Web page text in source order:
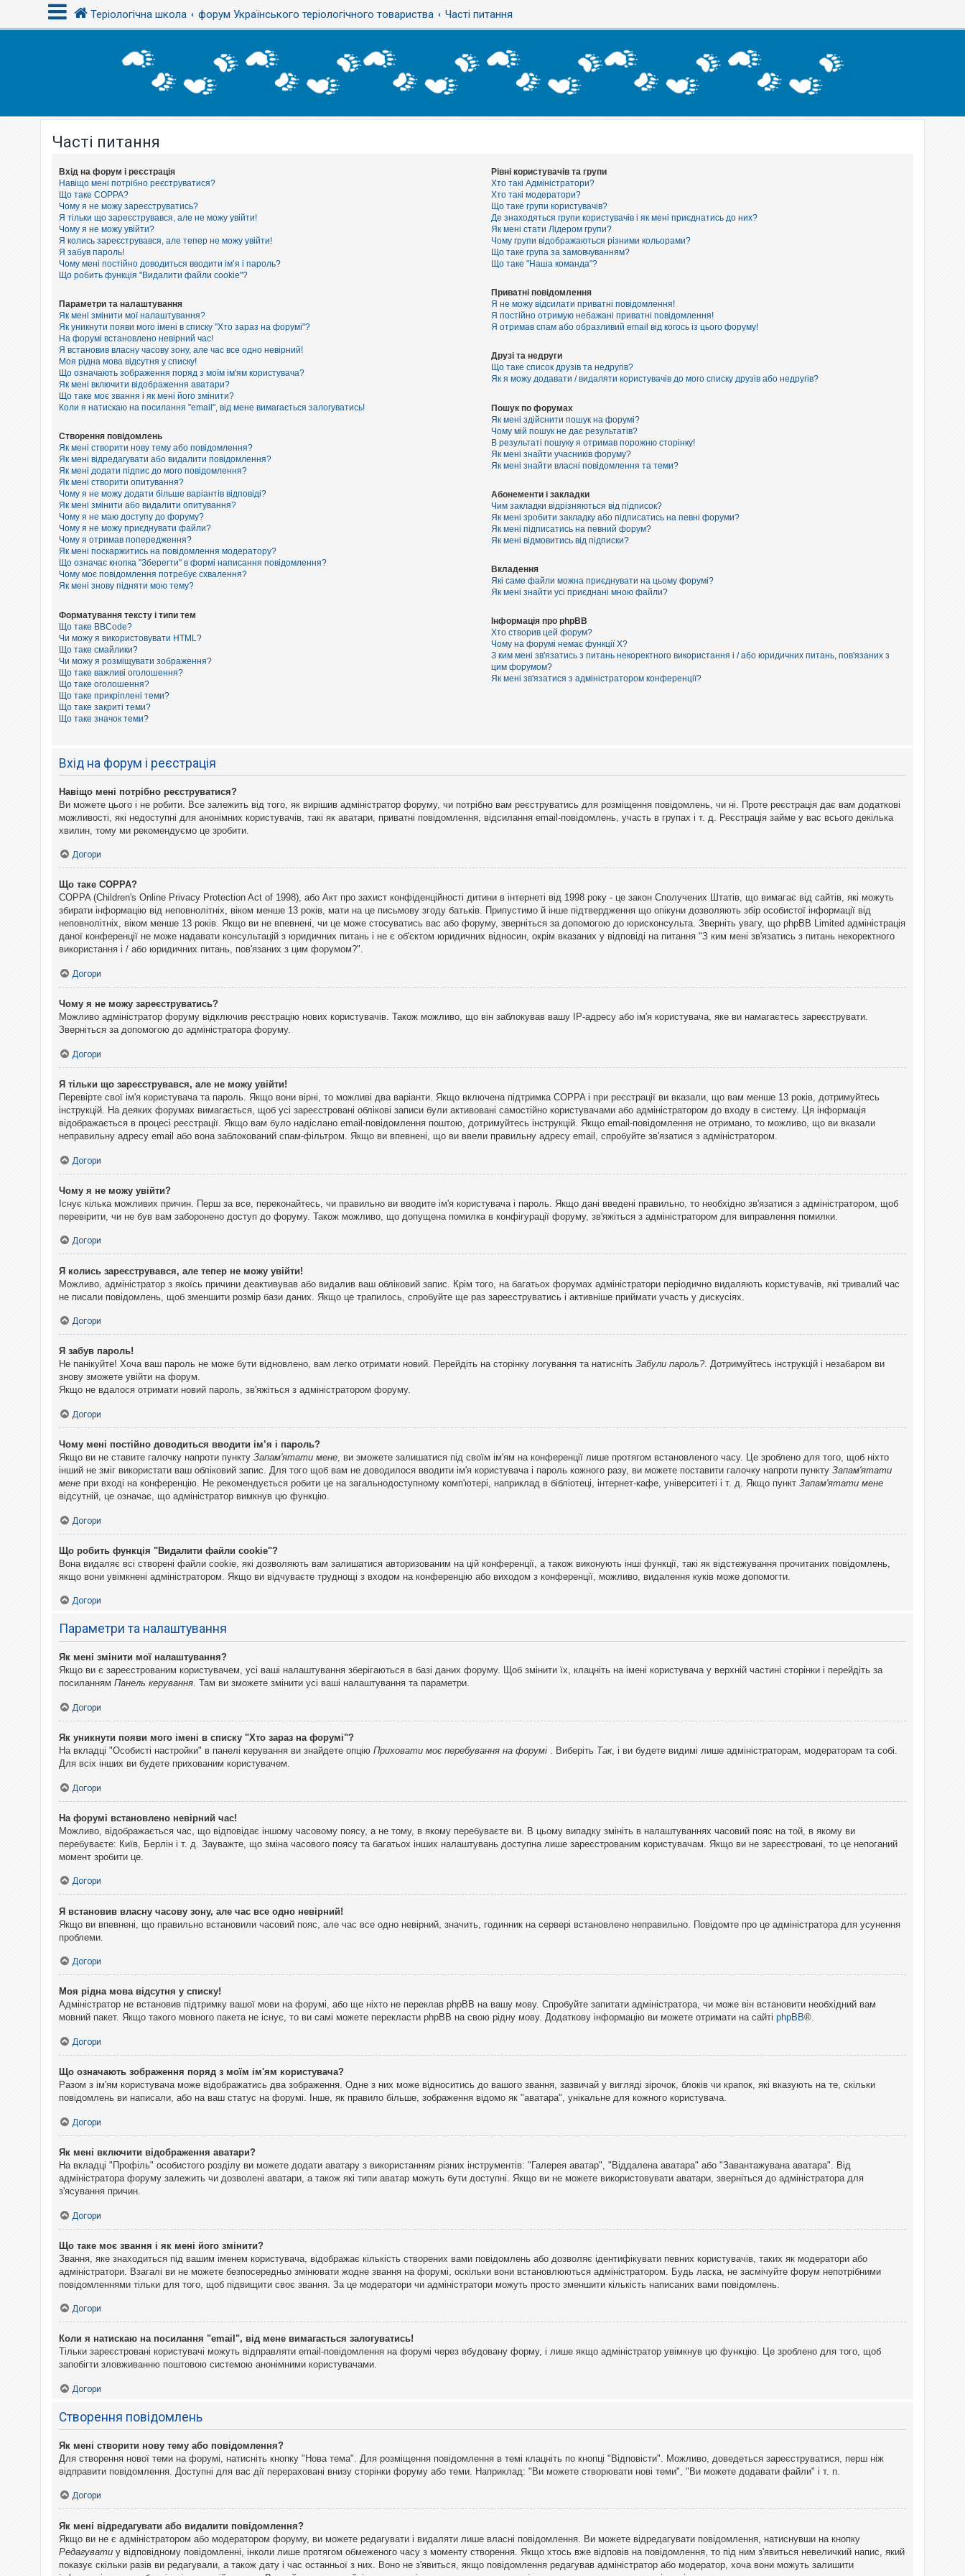
Теріологічна школа форум Українського теріологічного товариства Часті питання
Часті питання
Вхід на форум і реєстрація
Навіщо мені потрібно реєструватися?
Що таке COPPA?
Чому я не можу зареєструватись?
Я тільки що зареєструвався, але не можу увійти!
Чому я не можу увійти?
Я колись зареєструвався, але тепер не можу увійти!
Я забув пароль!
Чому мені постійно доводиться вводити ім’я і пароль?
Що робить функція "Видалити файли cookie"?
Параметри та налаштування
Як мені змінити мої налаштування?
Як уникнути появи мого імені в списку "Хто зараз на форумі"?
На форумі встановлено невірний час!
Я встановив власну часову зону, але час все одно невірний!
Моя рідна мова відсутня у списку!
Що означають зображення поряд з моїм ім'ям користувача?
Як мені включити відображення аватари?
Що таке моє звання і як мені його змінити?
Коли я натискаю на посилання "email", від мене вимагається залогуватись!
Створення повідомлень
Як мені створити нову тему або повідомлення?
Як мені відредагувати або видалити повідомлення?
Як мені додати підпис до мого повідомлення?
Як мені створити опитування?
Чому я не можу додати більше варіантів відповіді?
Як мені змінити або видалити опитування?
Чому я не маю доступу до форуму?
Чому я не можу приєднувати файли?
Чому я отримав попередження?
Як мені поскаржитись на повідомлення модератору?
Що означає кнопка "Зберегти" в формі написання повідомлення?
Чому моє повідомлення потребує схвалення?
Як мені знову підняти мою тему?
Форматування тексту і типи тем
Що таке BBCode?
Чи можу я використовувати HTML?
Що таке смайлики?
Чи можу я розміщувати зображення?
Що таке важливі оголошення?
Що таке оголошення?
Що таке прикріплені теми?
Що таке закриті теми?
Що таке значок теми?
Рівні користувачів та групи
Хто такі Адміністратори?
Хто такі модератори?
Що таке групи користувачів?
Де знаходяться групи користувачів і як мені приєднатись до них?
Як мені стати Лідером групи?
Чому групи відображаються різними кольорами?
Що таке група за замовчуванням?
Що таке "Наша команда"?
Приватні повідомлення
Я не можу відсилати приватні повідомлення!
Я постійно отримую небажані приватні повідомлення!
Я отримав спам або образливий email від когось із цього форуму!
Друзі та недруги
Що таке список друзів та недругів?
Як я можу додавати / видаляти користувачів до мого списку друзів або недругів?
Пошук по форумах
Як мені здійснити пошук на форумі?
Чому мій пошук не дає результатів?
В результаті пошуку я отримав порожню сторінку!
Як мені знайти учасників форуму?
Як мені знайти власні повідомлення та теми?
Абонементи і закладки
Чим закладки відрізняються від підписок?
Як мені зробити закладку або підписатись на певні форуми?
Як мені підписатись на певний форум?
Як мені відмовитись від підписки?
Вкладення
Які саме файли можна приєднувати на цьому форумі?
Як мені знайти усі приєднані мною файли?
Інформація про phpBB
Хто створив цей форум?
Чому на форумі немає функції X?
З ким мені зв'язатись з питань некоректного використання і / або юридичних питань, пов'язаних з
цим форумом?
Як мені зв'язатися з адміністратором конференції?
Вхід на форум і реєстрація
Навіщо мені потрібно реєструватися?
Ви можете цього і не робити. Все залежить від того, як вирішив адміністратор форуму, чи потрібно вам реєструватись для розміщення повідомлень, чи ні. Проте реєстрація дає вам додаткові
можливості, які недоступні для анонімних користувачів, такі як аватари, приватні повідомлення, відсилання email-повідомлень, участь в групах і т. д. Реєстрація займе у вас всього декілька
хвилин, тому ми рекомендуємо це зробити.
Догори
Що таке COPPA?
COPPA (Children's Online Privacy Protection Act of 1998), або Акт про захист конфіденційності дитини в інтернеті від 1998 року - це закон Сполучених Штатів, що вимагає від сайтів, які можуть
збирати інформацію від неповнолітніх, віком менше 13 років, мати на це письмову згоду батьків. Припустимо й інше підтвердження що опікуни дозволяють збір особистої інформації від
неповнолітніх, віком менше 13 років. Якщо ви не впевнені, чи це може стосуватись вас або форуму, зверніться за допомогою до юрисконсульта. Зверніть увагу, що phpBB Limited адміністрація
даної конференції не може надавати консультацій з юридичних питань і не є об'єктом юридичних відносин, окрім вказаних у відповіді на питання "З ким мені зв'язатись з питань некоректного
використання і / або юридичних питань, пов'язаних з цим форумом?".
Догори
Чому я не можу зареєструватись?
Можливо адміністратор форуму відключив реєстрацію нових користувачів. Також можливо, що він заблокував вашу IP-адресу або ім'я користувача, яке ви намагаєтесь зареєструвати.
Зверніться за допомогою до адміністратора форуму.
Догори
Я тільки що зареєструвався, але не можу увійти!
Перевірте свої ім'я користувача та пароль. Якщо вони вірні, то можливі два варіанти. Якщо включена підтримка COPPA і при реєстрації ви вказали, що вам менше 13 років, дотримуйтесь
інструкцій. На деяких форумах вимагається, щоб усі зареєстровані облікові записи були активовані самостійно користувачами або адміністратором до входу в систему. Ця інформація
відображається в процесі реєстрації. Якщо вам було надіслано email-повідомлення поштою, дотримуйтесь інструкцій. Якщо email-повідомлення не отримано, то можливо, що ви вказали
неправильну адресу email або вона заблокований спам-фільтром. Якщо ви впевнені, що ви ввели правильну адресу email, спробуйте зв'язатися з адміністратором.
Догори
Чому я не можу увійти?
Існує кілька можливих причин. Перш за все, переконайтесь, чи правильно ви вводите ім'я користувача і пароль. Якщо дані введені правильно, то необхідно зв'язатися з адміністратором, щоб
перевірити, чи не був вам заборонено доступ до форуму. Також можливо, що допущена помилка в конфігурації форуму, зв'яжіться з адміністратором для виправлення помилки.
Догори
Я колись зареєструвався, але тепер не можу увійти!
Можливо, адміністратор з якоїсь причини деактивував або видалив ваш обліковий запис. Крім того, на багатьох форумах адміністратори періодично видаляють користувачів, які тривалий час
не писали повідомлень, щоб зменшити розмір бази даних. Якщо це трапилось, спробуйте ще раз зареєструватись і активніше приймати участь у дискусіях.
Догори
Я забув пароль!
Не панікуйте! Хоча ваш пароль не може бути відновлено, вам легко отримати новий. Перейдіть на сторінку логування та натисніть Забули пароль?. Дотримуйтесь інструкцій і незабаром ви
знову зможете увійти на форум.
Якщо не вдалося отримати новий пароль, зв'яжіться з адміністратором форуму.
Догори
Чому мені постійно доводиться вводити ім’я і пароль?
Якщо ви не ставите галочку напроти пункту Запам'ятати мене, ви зможете залишатися під своїм ім'ям на конференції лише протягом встановленого часу. Це зроблено для того, щоб ніхто
інший не зміг використати ваш обліковий запис. Для того щоб вам не доводилося вводити ім'я користувача і пароль кожного разу, ви можете поставити галочку напроти пункту Запам'ятати
мене при вході на конференцію. Не рекомендується робити це на загальнодоступному комп'ютері, наприклад в бібліотеці, інтернет-кафе, університеті і т. д. Якщо пункт Запам'ятати мене
відсутній, це означає, що адміністратор вимкнув цю функцію.
Догори
Що робить функція "Видалити файли cookie"?
Вона видаляє всі створені файли cookie, які дозволяють вам залишатися авторизованим на цій конференції, а також виконують інші функції, такі як відстежування прочитаних повідомлень,
якщо вони увімкнені адміністратором. Якщо ви відчуваєте труднощі з входом на конференцію або виходом з конференції, можливо, видалення куків може допомогти.
Догори
Параметри та налаштування
Як мені змінити мої налаштування?
Якщо ви є зареєстрованим користувачем, усі ваші налаштування зберігаються в базі даних форуму. Щоб змінити їх, клацніть на імені користувача у верхній частині сторінки і перейдіть за
посиланням Панель керування. Там ви зможете змінити усі ваші налаштування та параметри.
Догори
Як уникнути появи мого імені в списку "Хто зараз на форумі"?
На вкладці "Особисті настройки" в панелі керування ви знайдете опцію Приховати моє перебування на форумі . Виберіть Так, і ви будете видимі лише адміністраторам, модераторам та собі.
Для всіх інших ви будете прихованим користувачем.
Догори
На форумі встановлено невірний час!
Можливо, відображається час, що відповідає іншому часовому поясу, а не тому, в якому перебуваєте ви. В цьому випадку змініть в налаштуваннях часовий пояс на той, в якому ви
перебуваєте: Київ, Берлін і т. д. Зауважте, що зміна часового поясу та багатьох інших налаштувань доступна лише зареєстрованим користувачам. Якщо ви не зареєстровані, то це непоганий
момент зробити це.
Догори
Я встановив власну часову зону, але час все одно невірний!
Якщо ви впевнені, що правильно встановили часовий пояс, але час все одно невірний, значить, годинник на сервері встановлено неправильно. Повідомте про це адміністратора для усунення
проблеми.
Догори
Моя рідна мова відсутня у списку!
Адміністратор не встановив підтримку вашої мови на форумі, або ще ніхто не переклав phpBB на вашу мову. Спробуйте запитати адміністратора, чи може він встановити необхідний вам
мовний пакет. Якщо такого мовного пакета не існує, то ви самі можете перекласти phpBB на свою рідну мову. Додаткову інформацію ви можете отримати на сайті phpBB®.
Догори
Що означають зображення поряд з моїм ім'ям користувача?
Разом з ім'ям користувача може відображатись два зображення. Одне з них може відноситись до вашого звання, зазвичай у вигляді зірочок, блоків чи крапок, які вказують на те, скільки
повідомлень ви написали, або на ваш статус на форумі. Інше, як правило більше, зображення відомо як "аватара", унікальне для кожного користувача.
Догори
Як мені включити відображення аватари?
На вкладці "Профіль" особистого розділу ви можете додати аватару з використанням різних інструментів: "Галерея аватар", "Віддалена аватара" або "Завантажувана аватара". Від
адміністратора форуму залежить чи дозволені аватари, а також які типи аватар можуть бути доступні. Якщо ви не можете використовувати аватари, зверніться до адміністратора для
з'ясування причин.
Догори
Що таке моє звання і як мені його змінити?
Звання, яке знаходиться під вашим іменем користувача, відображає кількість створених вами повідомлень або дозволяє ідентифікувати певних користувачів, таких як модератори або
адміністратори. Взагалі ви не можете безпосередньо змінювати жодне звання на форумі, оскільки вони встановлюються адміністратором. Будь ласка, не засмічуйте форум непотрібними
повідомленнями тільки для того, щоб підвищити своє звання. За це модератори чи адміністратори можуть просто зменшити кількість написаних вами повідомлень.
Догори
Коли я натискаю на посилання "email", від мене вимагається залогуватись!
Тільки зареєстровані користувачі можуть відправляти email-повідомлення на форумі через вбудовану форму, і лише якщо адміністратор увімкнув цю функцію. Це зроблено для того, щоб
запобігти зловживанню поштовою системою анонімними користувачами.
Догори
Створення повідомлень
Як мені створити нову тему або повідомлення?
Для створення нової теми на форумі, натисніть кнопку "Нова тема". Для розміщення повідомлення в темі клацніть по кнопці "Відповісти". Можливо, доведеться зареєструватися, перш ніж
відправити повідомлення. Доступні для вас дії перераховані внизу сторінки форуму або теми. Наприклад: "Ви можете створювати нові теми", "Ви можете додавати файли" і т. п.
Догори
Як мені відредагувати або видалити повідомлення?
Якщо ви не є адміністратором або модератором форуму, ви можете редагувати і видаляти лише власні повідомлення. Ви можете відредагувати повідомлення, натиснувши на кнопку
Редагувати у відповідному повідомленні, інколи лише протягом обмеженого часу з моменту створення. Якщо хтось вже відповів на повідомлення, то під ним з'явиться невеличкий напис, який
показує скільки разів ви редагували, а також дату і час останньої з них. Воно не з'явиться, якщо повідомлення редагував адміністратор або модератор, хоча вони можуть залишити